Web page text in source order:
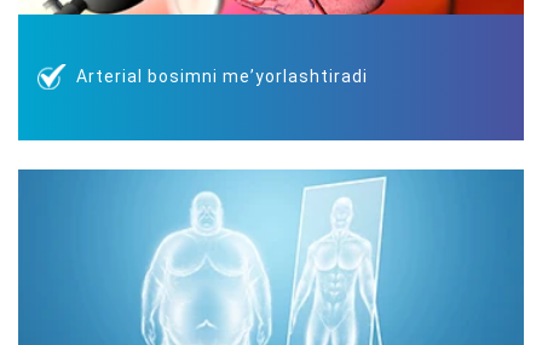
Аrterial bosimni meʼyorlashtiradi